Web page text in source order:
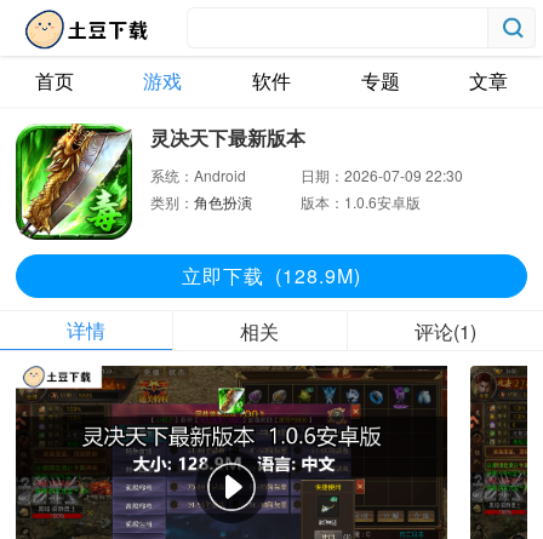
首页 游戏 软件 专题 文章
灵决天下最新版本
系统：Android 日期：2026-07-09 22:30
类别：角色扮演 版本： 1.0.6安卓版
立即下载 (128.9M)
详情
相关 评论(1)